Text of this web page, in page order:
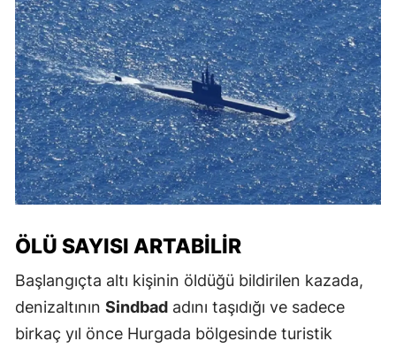
ÖLÜ SAYISI ARTABILIR
Başlangıçta altı kişinin öldüğü bildirilen kazada,
denizaltının Sindbad adını taşıdığı ve sadece
birkaç yıl önce Hurgada bölgesinde turistik